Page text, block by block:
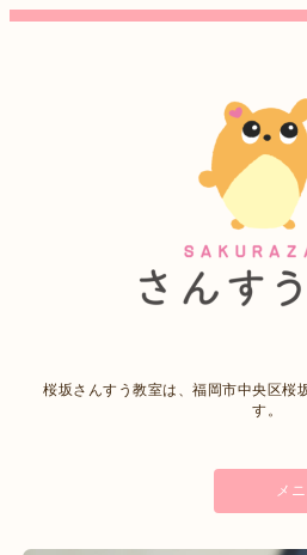
桜坂さんすう教室は、福岡市中央区桜
す。
メ